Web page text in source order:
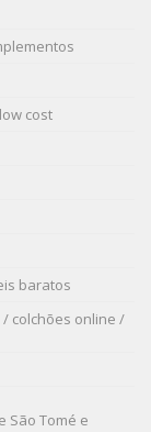
cost
baratos
colchões online /
São Tomé e